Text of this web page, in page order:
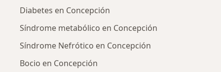
Diabetes en Concepción
Síndrome metabólico en Concepción
Síndrome Nefrótico en Concepción
Bocio en Concepción